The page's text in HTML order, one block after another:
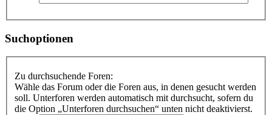
Suchoptionen
Zu durchsuchende Foren:
Wähle das Forum oder die Foren aus, in denen gesucht werden
soll. Unterforen werden automatisch mit durchsucht, sofern du
die Option „Unterforen durchsuchen“ unten nicht deaktivierst.